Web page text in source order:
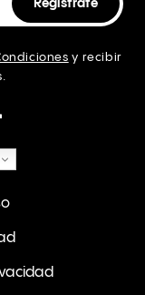
y recibir